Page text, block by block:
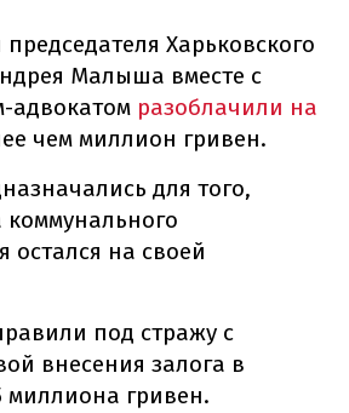
председателя Харьковского
Малыша вместе с
адвокатом разоблачили на
чем миллион гривен.
для того,
коммунального
остался на своей
под стражу с
внесения залога в
миллиона гривен.